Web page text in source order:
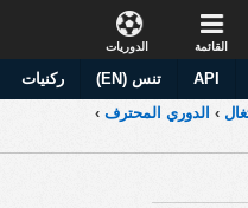
الدوريات القائمة
ركنيات تنس (EN) API
› الدوري المحترف ›